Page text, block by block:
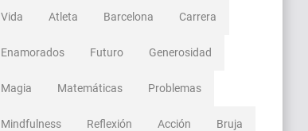
Vida Atleta Barcelona Carrera
Enamorados Futuro Generosidad
Magia Matemáticas Problemas
Mindfulness Reflexión Acción Bruja